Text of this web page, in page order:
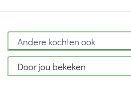
Andere kochten ook
Door jou bekeken